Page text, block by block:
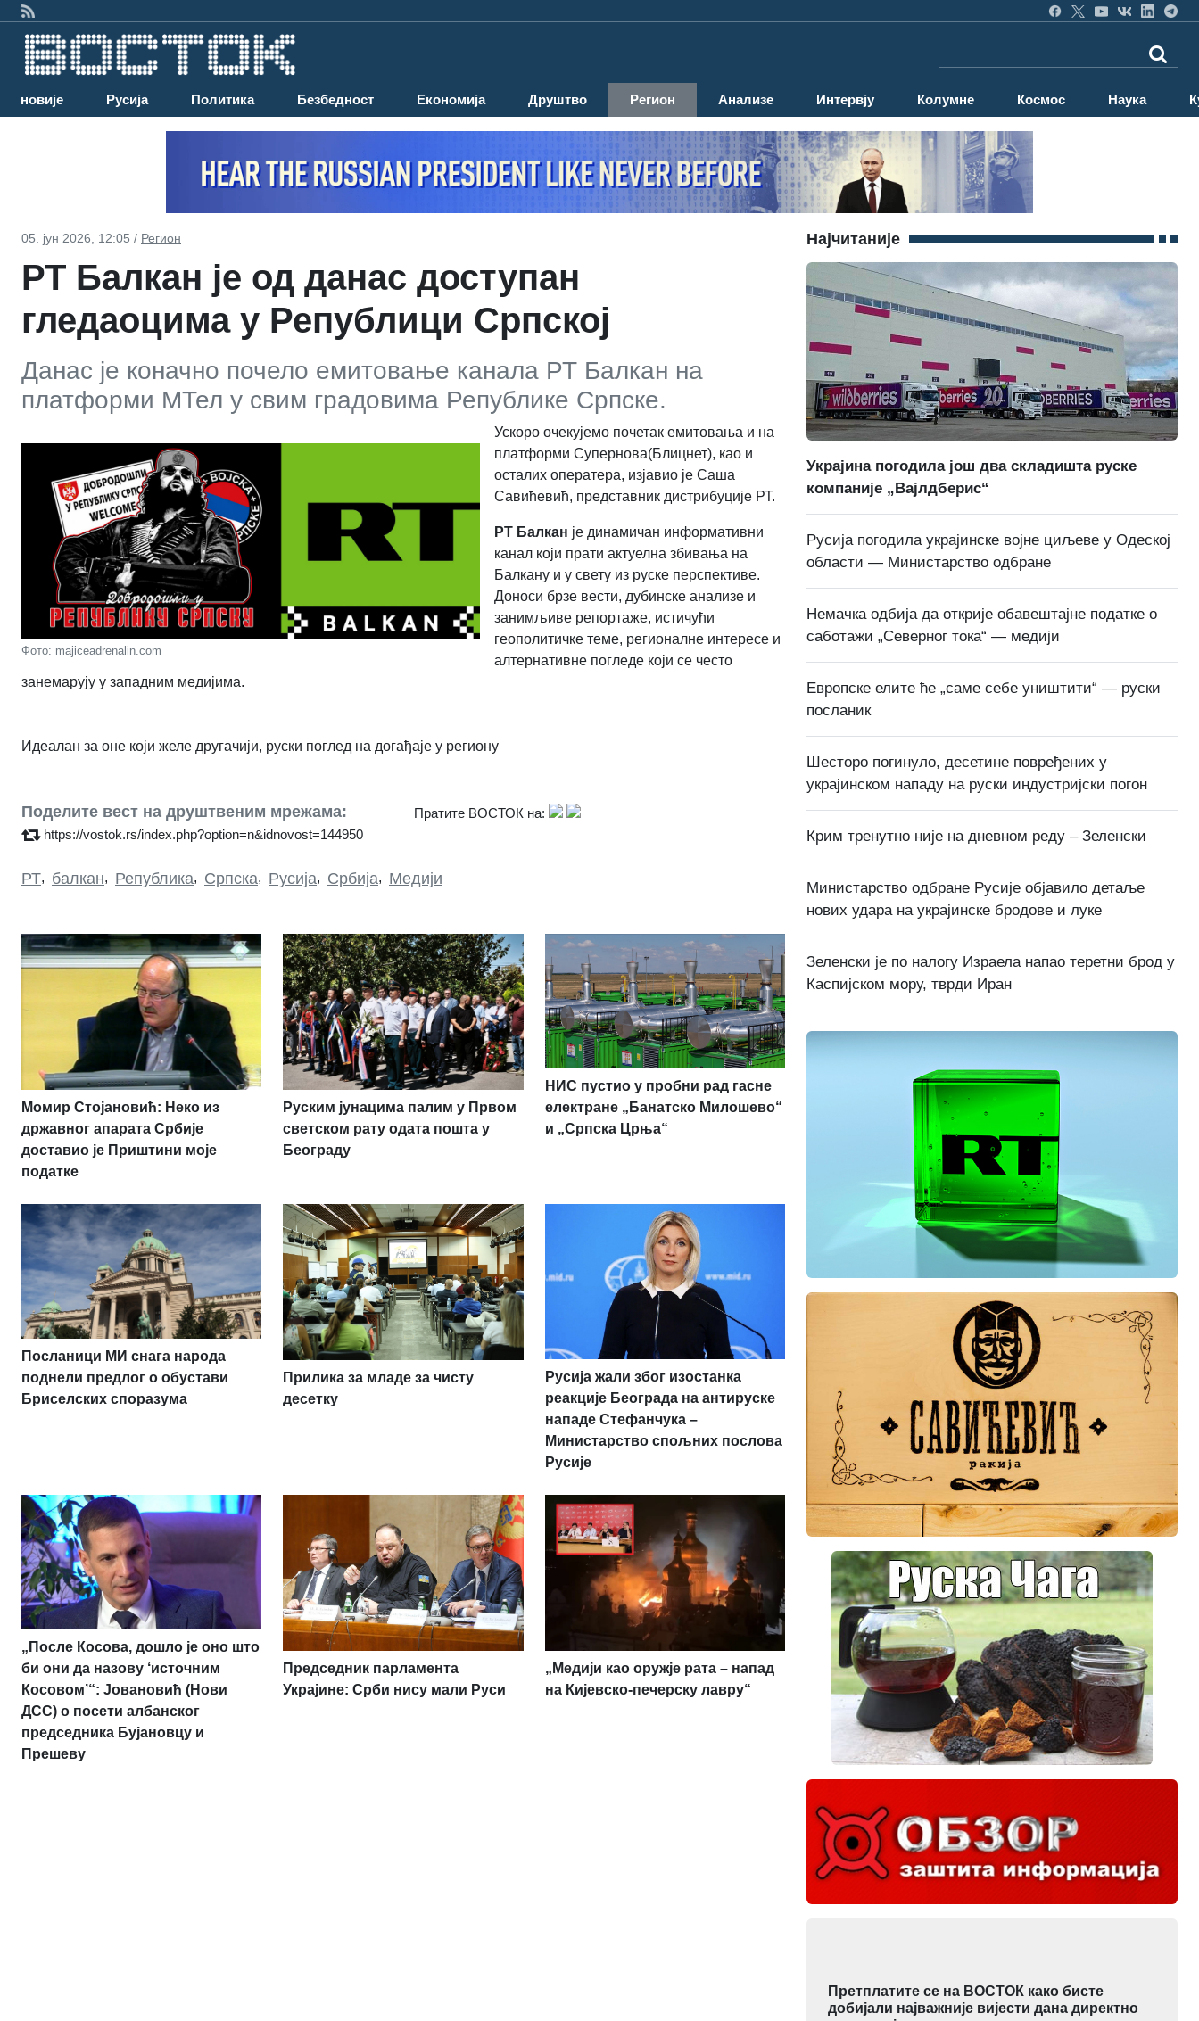
Најновије Русија Политика Безбедност Економија Друштво Регион Анализе Интервју Колумне Космос Наука
05. јун 2026, 12:05 / Регион
РТ Балкан је од данас доступан
гледаоцима у Републици Српској
Данас је коначно почело емитовање канала РТ Балкан на
платформи МТел у свим градовима Републике Српске.
Фото: majiceadrenalin.com
Ускоро очекујемо почетак емитовања и на
платформи Супернова(Блицнет), као и
осталих оператера, изјавио је Саша
Савићевић, представник дистрибуције РТ.
РТ Балкан је динамичан информативни
канал који прати актуелна збивања на
Балкану и у свету из руске перспективе.
Доноси брзе вести, дубинске анализе и
занимљиве репортаже, истичући
геополитичке теме, регионалне интересе и
алтернативне погледе који се често
занемарују у западним медијима.
Идеалан за оне који желе другачији, руски поглед на догађаје у региону
Поделите вест на друштвеним мрежама:
https://vostok.rs/index.php?option=n&idnovost=144950
Пратите ВОСТОК на:
РТ, балкан, Република, Српска, Русија, Србија, Медији
Момир Стојановић: Неко из
државног апарата Србије
доставио је Приштини моје
податке
Руским јунацима палим у Првом
светском рату одата пошта у
Београду
НИС пустио у пробни рад гасне
електране „Банатско Милошево“
и „Српска Црња“
Посланици МИ снага народа
поднели предлог о обустави
Бриселских споразума
Прилика за младе за чисту
десетку
Русија жали због изостанка
реакције Београда на антируске
нападе Стефанчука –
Министарство спољних послова
Русије
„После Косова, дошло је оно што
би они да назову ‘источним
Косовом’“: Јовановић (Нови
ДСС) о посети албанског
председника Бујановцу и
Прешеву
Председник парламента
Украјине: Срби нису мали Руси
„Медији као оружје рата – напад
на Кијевско-печерску лавру“
Најчитаније
Украјина погодила још два складишта руске
компаније „Вајлдберис“
Русија погодила украјинске војне циљеве у Одеској
области — Министарство одбране
Немачка одбија да открије обавештајне податке о
саботажи „Северног тока“ — медији
Европске елите ће „саме себе уништити“ — руски
посланик
Шесторо погинуло, десетине повређених у
украјинском нападу на руски индустријски погон
Крим тренутно није на дневном реду – Зеленски
Министарство одбране Русије објавило детаље
нових удара на украјинске бродове и луке
Зеленски је по налогу Израела напао теретни брод у
Каспијском мору, тврди Иран
Претплатите се на ВОСТОК како бисте
добијали најважније вијести дана директно